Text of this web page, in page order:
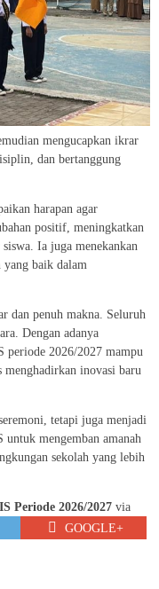
mengucapkan ikrar
dan bertanggung
harapan agar
positif, meningkatkan
Ia juga menekankan
baik dalam
dan penuh makna. Seluruh
Dengan adanya
periode 2026/2027 mampu
menghadirkan inovasi baru
tetapi juga menjadi
mengemban amanah
sekolah yang lebih
Periode 2026/2027 via
GOOGLE+